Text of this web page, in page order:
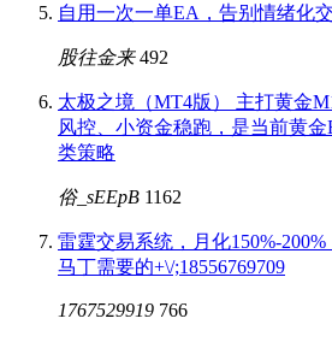
自用一次一单EA，告别情绪化
股往金来 492
太极之境（MT4版） 主打黄金
风控、小资金稳跑，是当前黄
类策略
俗_sEEpB 1162
雷霆交易系统，月化150%-
马丁需要的+\/;18556769709
1767529919 766